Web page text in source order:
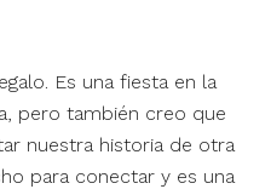
Es una fiesta en la
pero también creo que
nuestra historia de otra
para conectar y es una